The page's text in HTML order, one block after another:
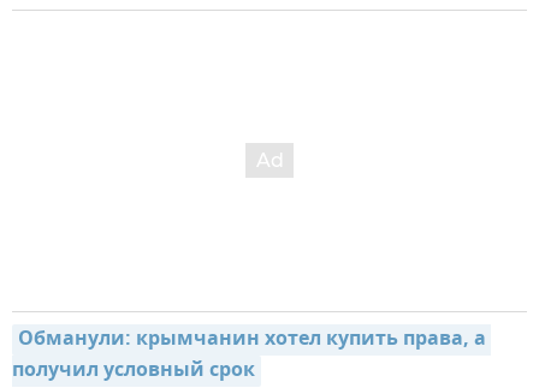
Обманули: крымчанин хотел купить права, а
получил условный срок